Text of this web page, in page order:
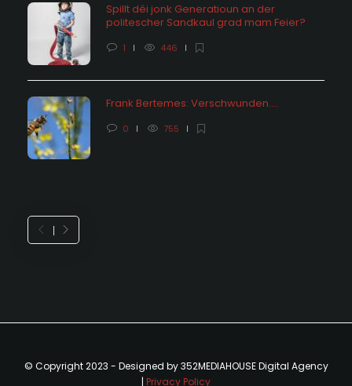
Spillt déi jonk Generatioun an der
politescher Sandkaul grad mam Feier?
1 446
Frank Bertemes: Verschwunden….
0 755
© Copyright 2023 - Designed by 352MEDIAHOUSE Digital Agency
| Privacy Policy